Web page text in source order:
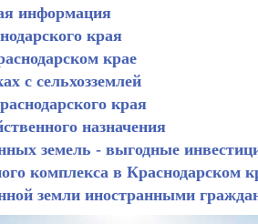
информация
края
крае
с сельхозземлей
края
назначения
земель - выгодные
комплекса в Краснодарском
земли иностранными